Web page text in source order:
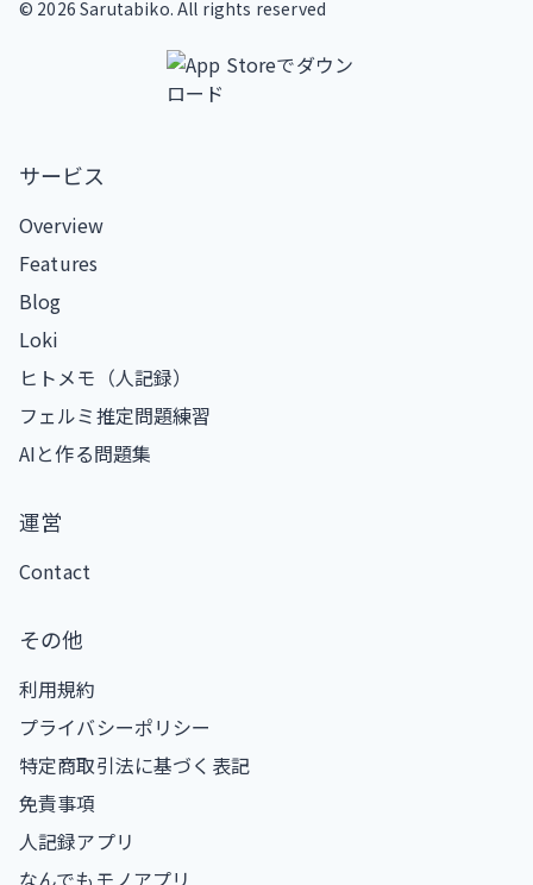
© 2026 Sarutabiko. All rights reserved
サービス
Overview
Features
Blog
Loki
ヒトメモ（人記録）
フェルミ推定問題練習
AIと作る問題集
運営
Contact
その他
利用規約
プライバシーポリシー
特定商取引法に基づく表記
免責事項
人記録アプリ
なんでもモノアプリ